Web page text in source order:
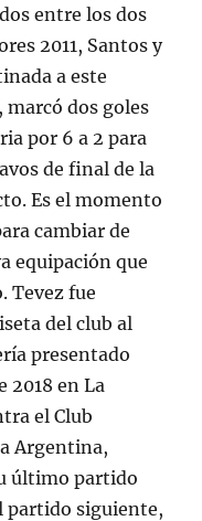
entre los dos
2011, Santos y
a este
marcó dos goles
por 6 a 2 para
de final de la
Es el momento
cambiar de
equipación que
Tevez fue
del club al
presentado
2018 en La
el Club
Argentina,
último partido
partido siguiente,